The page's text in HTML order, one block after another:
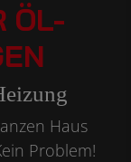
ÖL-
Haus
Problem!